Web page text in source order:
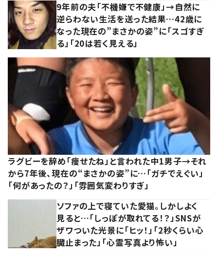
9年前の夫「不機嫌で不健康」→自然に
逆らわない生活を送った結果…42歳に
なった現在の”まさかの姿”に「スゴすぎ
る」「20は若く見える」
ラグビーを辞め「痩せたね」と言われた中1男子→それ
から7年後、現在の“まさかの姿”に…「ガチでえぐい」
「何があったの？」「雰囲気変わりすぎ」
ソファの上で寝ていた愛猫。しかしよく
見ると…「しっぽが取れてる！？」SNSが
ザワついた光景に「ヒッ！」「2秒くらい心
臓止まった」「心霊写真より怖い」